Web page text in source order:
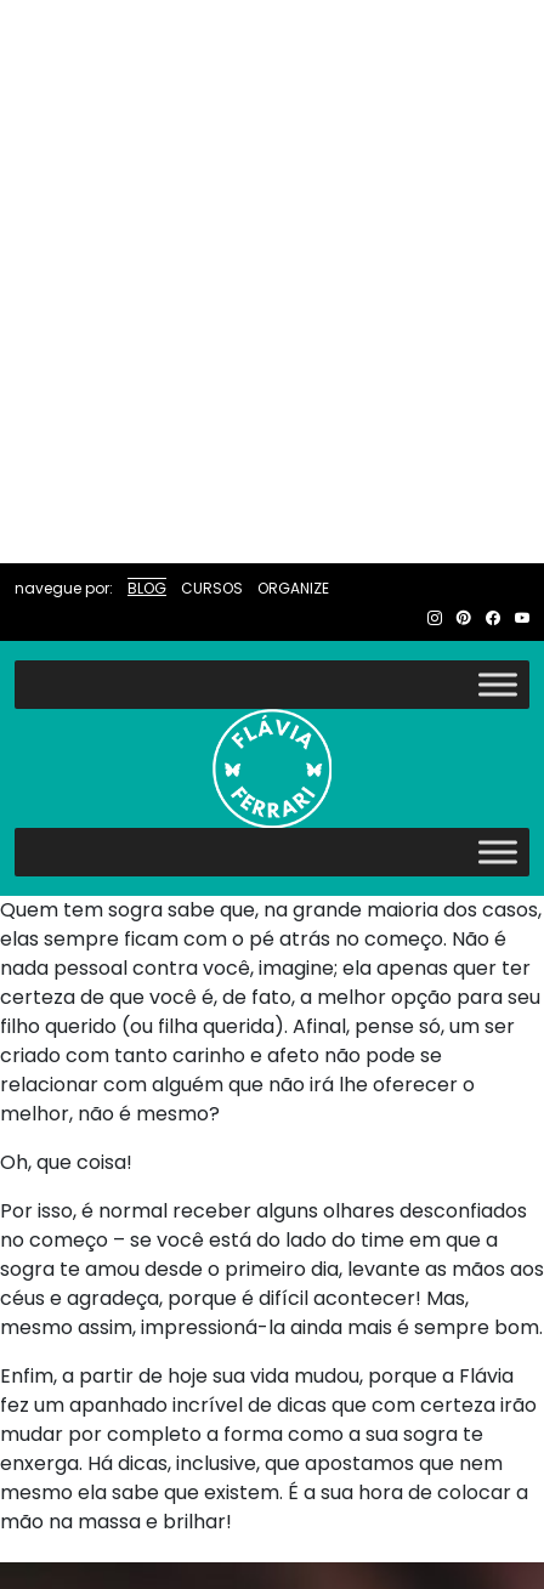
navegue por: BLOG CURSOS ORGANIZE
Quem tem sogra sabe que, na grande maioria dos casos,
elas sempre ficam com o pé atrás no começo. Não é
nada pessoal contra você, imagine; ela apenas quer ter
certeza de que você é, de fato, a melhor opção para seu
filho querido (ou filha querida). Afinal, pense só, um ser
criado com tanto carinho e afeto não pode se
relacionar com alguém que não irá lhe oferecer o
melhor, não é mesmo?
Oh, que coisa!
Por isso, é normal receber alguns olhares desconfiados
no começo – se você está do lado do time em que a
sogra te amou desde o primeiro dia, levante as mãos aos
céus e agradeça, porque é difícil acontecer! Mas,
mesmo assim, impressioná-la ainda mais é sempre bom.
Enfim, a partir de hoje sua vida mudou, porque a Flávia
fez um apanhado incrível de dicas que com certeza irão
mudar por completo a forma como a sua sogra te
enxerga. Há dicas, inclusive, que apostamos que nem
mesmo ela sabe que existem. É a sua hora de colocar a
mão na massa e brilhar!